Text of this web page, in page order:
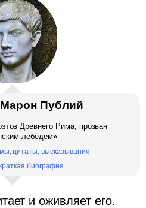
Публий
Древнего Рима; прозван
лебедем»
цитаты, высказывания
биография
и оживляет его.